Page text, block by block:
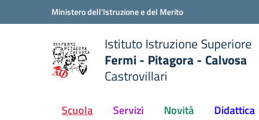
Vai ai contenuti
Vai al menu di navigazioneMinistero dell'Istruzione e del Merito
Istituto Istruzione Superiore
Fermi - Pitagora - Calvosa
Castrovillari
Scuola Servizi Novità Didattica